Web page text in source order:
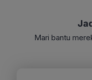
Mari bantu